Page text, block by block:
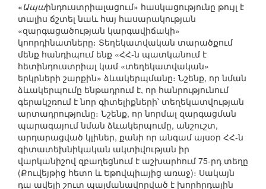
«Ապաինդուստրիալացում» հասկացությունը թույլ է
տալիս ճշտել նաև հայ հասարակության
«զարգացածության կարգավիճակի»
կոորդինատները։ Տեղեկատվական տարածքում
մենք հանդիպում ենք «ՀՀ-ն պատկանում է
հետինդուստրիալ կամ «տեղեկատվական»
երկրների շարքին» ձևակերպմանը։ Նշենք, որ նման
ձևակերպումը ենթադրում է, որ հանրությունում
գերակշռում է նոր գիտելիքների՝ տեղեկատվության
արտադրությունը։ Նշենք, որ նորմալ զարգացման
պարագայում նման ձևակերպումը, անշուշտ,
արդարացված կլիներ, քանի որ անգամ այսօր ՀՀ-ն
գիտատեխնիկական ակտիվության իր
վարկանիշով զբաղեցնում է աշխարհում 75-րդ տեղը
(Քուվեյթից հետո և Եթովպիայից առաջ)։ Սակայն
դա ավելի շուտ պայմանավորված է խորհրդային